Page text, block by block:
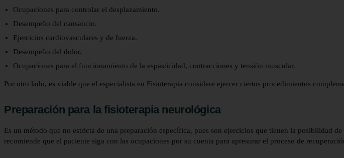
Ocupaciones para controlar el desplazamiento.
Desempeño del cansancio.
Ejercicios cardiovasculares y de fuerza.
Desempeño del dolor.
Ocupaciones para el funcionamiento de la espasticidad, contracciones y tensión muscular.
Por otro lado, es viable que el especialista en Fisioterapia considere ejercer ciertos procedimientos
Preparación para la fisioterapia neurológica
Es un método que no estricta de una preparación específica, pues son ejercicios que tienen la posibilidad
recomiende que el paciente siga con las ocupaciones por su cuenta para apresurar el proceso de